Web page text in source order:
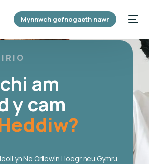
Mynnwch gefnogaeth nawr
am
y cam
yn Ne Orllewin Lloegr neu Gymru